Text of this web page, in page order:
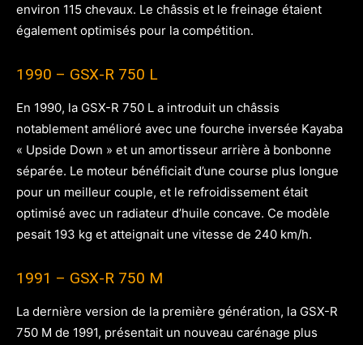
environ 115 chevaux. Le châssis et le freinage étaient
également optimisés pour la compétition.
1990 – GSX-R 750 L
En 1990, la GSX-R 750 L a introduit un châssis
notablement amélioré avec une fourche inversée Kayaba
« Upside Down » et un amortisseur arrière à bonbonne
séparée. Le moteur bénéficiait d’une course plus longue
pour un meilleur couple, et le refroidissement était
optimisé avec un radiateur d’huile concave. Ce modèle
pesait 193 kg et atteignait une vitesse de 240 km/h.
1991 – GSX-R 750 M
La dernière version de la première génération, la GSX-R
750 M de 1991, présentait un nouveau carénage plus